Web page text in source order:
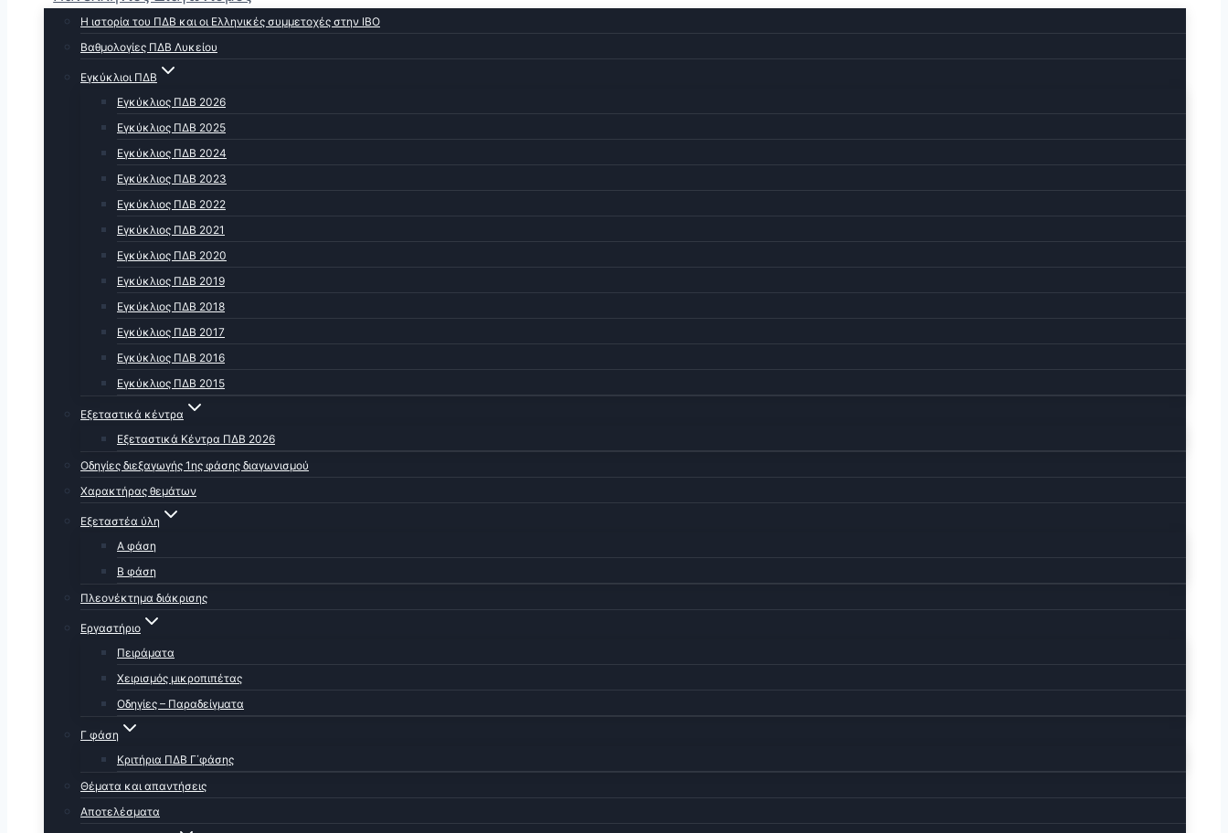
Η ιστορία του ΠΔΒ και οι Ελληνικές συμμετοχές στην ΙΒΟ
Βαθμολογίες ΠΔΒ Λυκείου
Εγκύκλιοι ΠΔΒ
Εγκύκλιος ΠΔΒ 2026
Εγκύκλιος ΠΔΒ 2025
Εγκύκλιος ΠΔΒ 2024
Εγκύκλιος ΠΔΒ 2023
Εγκύκλιος ΠΔΒ 2022
Εγκύκλιος ΠΔΒ 2021
Εγκύκλιος ΠΔΒ 2020
Εγκύκλιος ΠΔΒ 2019
Εγκύκλιος ΠΔΒ 2018
Εγκύκλιος ΠΔΒ 2017
Εγκύκλιος ΠΔΒ 2016
Εγκύκλιος ΠΔΒ 2015
Εξεταστικά κέντρα
Εξεταστικά Κέντρα ΠΔΒ 2026
Οδηγίες διεξαγωγής 1ης φάσης διαγωνισμού
Χαρακτήρας θεμάτων
Εξεταστέα ύλη
Α φάση
Β φάση
Πλεονέκτημα διάκρισης
Εργαστήριο
Πειράματα
Χειρισμός μικροπιπέτας
Οδηγίες – Παραδείγματα
Γ φάση
Κριτήρια ΠΔΒ Γ΄φάσης
Θέματα και απαντήσεις
Αποτελέσματα